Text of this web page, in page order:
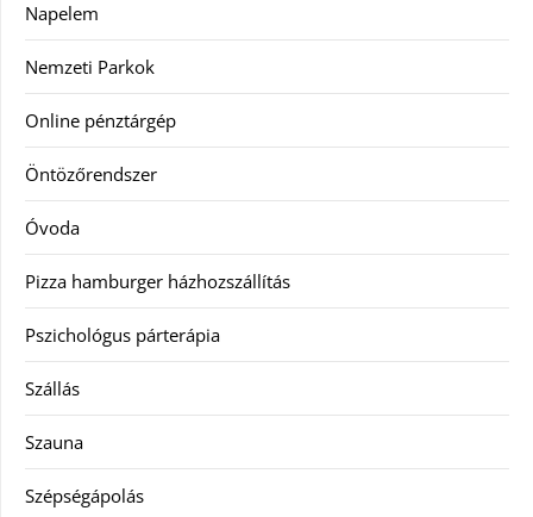
Napelem
Nemzeti Parkok
Online pénztárgép
Öntözőrendszer
Óvoda
Pizza hamburger házhozszállítás
Pszichológus párterápia
Szállás
Szauna
Szépségápolás